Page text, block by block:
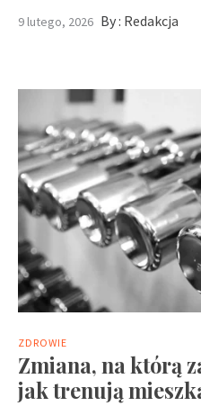
9 lutego, 2026 By : Redakcja
ZDROWIE
Zmiana, na którą
jak trenują